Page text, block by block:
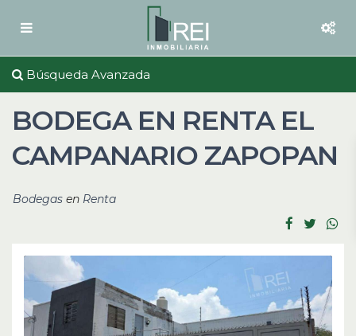
Búsqueda Avanzada
BODEGA EN RENTA EL
CAMPANARIO ZAPOPAN
Bodegas en Renta